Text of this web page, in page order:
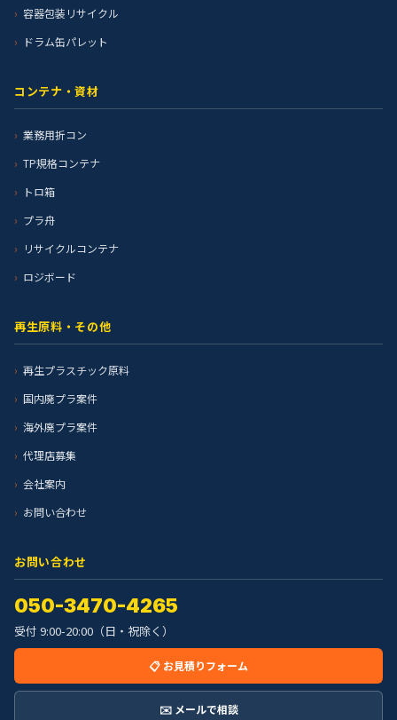
容器包装リサイクル
ドラム缶パレット
コンテナ・資材
業務用折コン
TP規格コンテナ
トロ箱
プラ舟
リサイクルコンテナ
ロジボード
再生原料・その他
再生プラスチック原料
国内廃プラ案件
海外廃プラ案件
代理店募集
会社案内
お問い合わせ
お問い合わせ
050-3470-4265
受付 9:00-20:00（日・祝除く）
📋 お見積りフォーム
✉️ メールで相談